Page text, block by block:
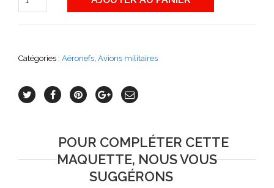
Catégories : Aéronefs, Avions militaires
POUR COMPLÉTER CETTE
MAQUETTE, NOUS VOUS
SUGGÉRONS